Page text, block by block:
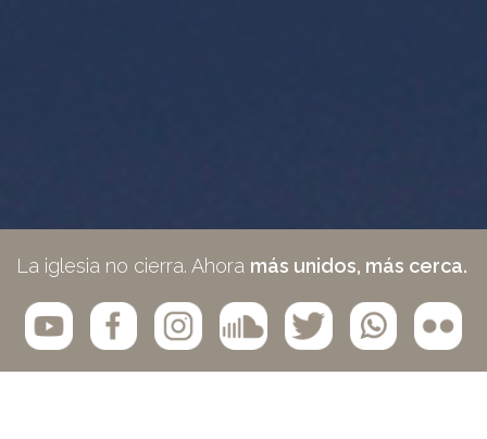
La iglesia no cierra. Ahora más unidos, más cerca.